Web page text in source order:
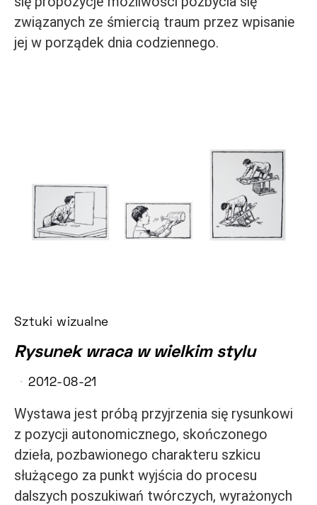
związanych ze śmiercią traum przez wpisanie
jej w porządek dnia codziennego.
Sztuki wizualne
Rysunek wraca w wielkim stylu
2012-08-21
Wystawa jest próbą przyjrzenia się rysunkowi
z pozycji autonomicznego, skończonego
dzieła, pozbawionego charakteru szkicu
służącego za punkt wyjścia do procesu
dalszych poszukiwań twórczych, wyrażonych